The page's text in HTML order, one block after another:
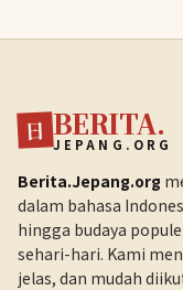
日 BERITA.
JEPANG.ORG
Berita.Jepang.org
dalam bahasa
hingga budaya
sehari-hari. Kami
jelas, dan mudah